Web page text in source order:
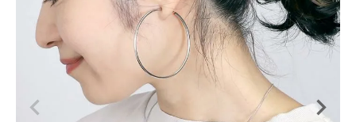
ACCOUNT MENU
ようこそ ゲスト 様